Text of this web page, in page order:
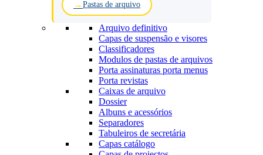
Pastas de arquivo
Arquivo definitivo
Capas de suspensão e visores
Classificadores
Modulos de pastas de arquivos
Porta assinaturas porta menus
Porta revistas
Caixas de arquivo
Dossier
Albuns e acessórios
Separadores
Tabuleiros de secretária
Capas catálogo